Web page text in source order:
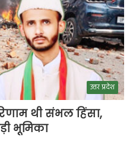
उत्तर प्रदेश
थी संभल हिंसा,
भूमिका